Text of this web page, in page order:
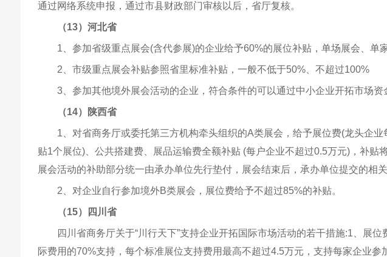
通过网络系统申报，通过市县财政部门审核以后，省厅复核。
（13）河北省
1、参加省级重点展会(含代参展)的企业给予60%的展位补贴，单场展会、单
2、市级重点展会补贴参照省里标准补贴，一般不低于50%、不超过100%
3、参加其他境外展会活动的企业，符合条件的可以通过中小企业开拓市场资
（14）陕西省
1、对省商务厅或委托第三方机构牵头组织的A类展会，给予展位费(龙头企
贴1个展位)、公共搭建费、展品运输费全额补贴 (每户企业不超过0.5万元)，补贴
展会活动的补助部分统一由承办单位先行垫付，展会结束后，承办单位提交的相
2、对企业自行参加境外B类展会，展位费给予不超过85%的补贴。
（15）四川省
四川省商务厅关于“川行天下”支持企业开拓国际市场活动的若干措施:1、展
际费用的70%支持，每个标准展位支持费用最高不超过4.5万元，支持每家企业